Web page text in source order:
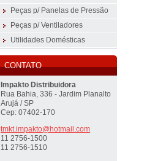
Peças p/ Panelas de Pressão
Peças p/ Ventiladores
Utilidades Domésticas
CONTATO
Impakto Distribuidora
Rua Bahia, 336 - Jardim Planalto
Arujá / SP
Cep: 07402-170
tmkt.impakto@hotmail.com
11 2756-1500
11 2756-1510